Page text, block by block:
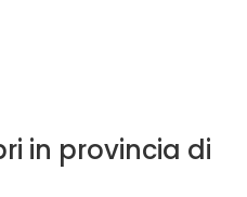
in provincia di